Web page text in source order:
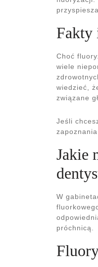
Fakty
Choć
wiele
wiedzieć,
związane
Jeśli
Jakie
W
próchnicą.